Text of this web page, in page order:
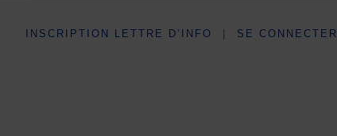
INSCRIPTION LETTRE D’INFO SE CONNECTER